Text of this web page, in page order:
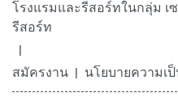
โรงแรมและรีสอร์ทในกลุ่ม เ
รีสอร์ท
สมัครงาน นโยบายความเ